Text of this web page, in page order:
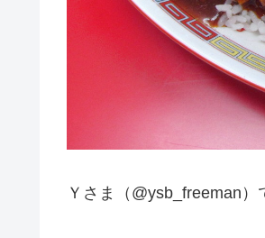
Ｙさま（@ysb_freeman）